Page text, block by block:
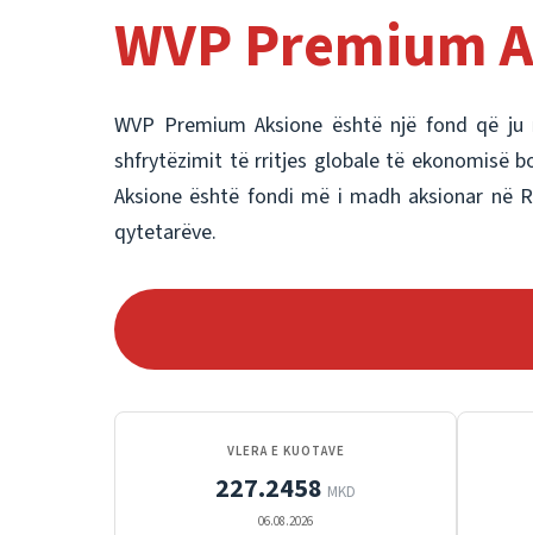
WVP Premium
WVP Premium Aksione është një fond që
shfrytëzimit të rritjes globale të ekonomisë
Aksione është fondi më i madh aksionar në
qytetarëve.
VLERA E KUOTAVE
227.2458 MKD
06.08.2026